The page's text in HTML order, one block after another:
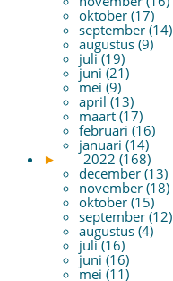
oktober (17)
september (14)
augustus (9)
juli (19)
juni (21)
mei (9)
april (13)
maart (17)
februari (16)
januari (14)
►
2022 (168)
december (13)
november (18)
oktober (15)
september (12)
augustus (4)
juli (16)
juni (16)
mei (11)